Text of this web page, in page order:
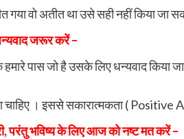
गया वो अतीत था उसे सही नहीं किया जा
जरूर करें –
पास जो है उसके लिए धन्यवाद किया
चाहिए । इससे सकारात्मकता (
परंतु भविष्य के लिए आज को नष्ट मत करें –